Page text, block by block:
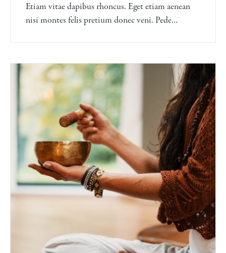
Etiam vitae dapibus rhoncus. Eget etiam aenean
nisi montes felis pretium donec veni. Pede…